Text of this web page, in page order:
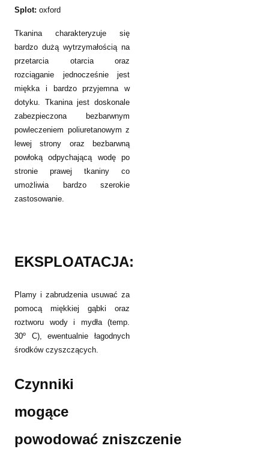
Splot: oxford
Tkanina charakteryzuje się
bardzo dużą wytrzymałością na
przetarcia otarcia oraz
rozciąganie jednocześnie jest
miękka i bardzo przyjemna w
dotyku. Tkanina jest doskonale
zabezpieczona bezbarwnym
powleczeniem poliuretanowym z
lewej strony oraz bezbarwną
powłoką odpychającą wodę po
stronie prawej tkaniny co
umożliwia bardzo szerokie
zastosowanie.
EKSPLOATACJA:
Plamy i zabrudzenia usuwać za
pomocą miękkiej gąbki oraz
roztworu wody i mydła (temp.
30º C), ewentualnie łagodnych
środków czyszczących.
Czynniki
mogące
powodować zniszczenie